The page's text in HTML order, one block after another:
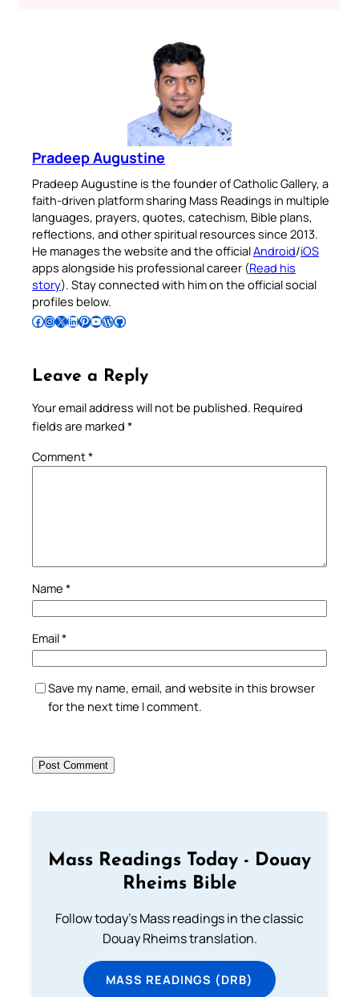
Pradeep Augustine
Pradeep Augustine is the founder of Catholic Gallery, a
faith-driven platform sharing Mass Readings in multiple
languages, prayers, quotes, catechism, Bible plans,
reflections, and other spiritual resources since 2013.
He manages the website and the officialAndroid/iOS
apps alongside his professional career (Read his
story). Stay connected with him on the official social
profiles below.
Follow Pradeep on Facebook Follow Pradeep on InstagramFollow Pradeep on X Follow Pradeep on LinkedIn Follow Pradeep on Pinterest Subscribe to Pradeep’s Youtube Channel Follow Pradeep on WordPress Follow Pradeep on GitHub
Leave a Reply
Your email address will not be published. Required
fields are marked *
Comment*
Name *
Email*
Save my name, email, and website in this browser
for the next time I comment.
Mass Readings Today - Douay
Rheims Bible
Follow today's Mass readings in the classic
Douay Rheims translation.
MASS READINGS (DRB)